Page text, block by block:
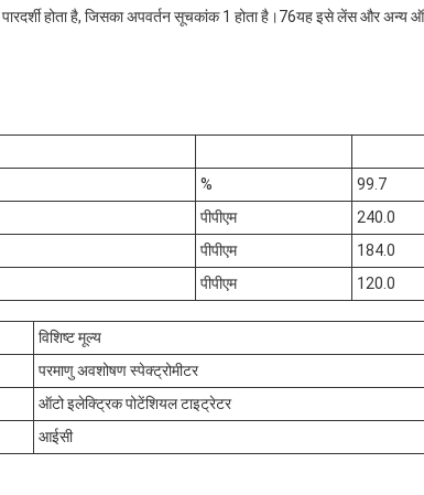
पारदर्शी होता है, जिसका अपवर्तन सूचकांक 1 होता है।76यह इसे लेंस और अन्य
% 99.7
पीपीएम 240.0
पीपीएम 184.0
पीपीएम 120.0
विशिष्ट मूल्य
परमाणु अवशोषण स्पेक्ट्रोमीटर
ऑटो इलेक्ट्रिक पोटेंशियल टाइट्रेटर
आईसी